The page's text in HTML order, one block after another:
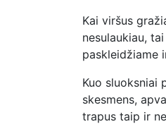
Kai viršus
nesulaukiau,
paskleidžiame
Kuo sluoksniai
skesmens,
trapus taip ir